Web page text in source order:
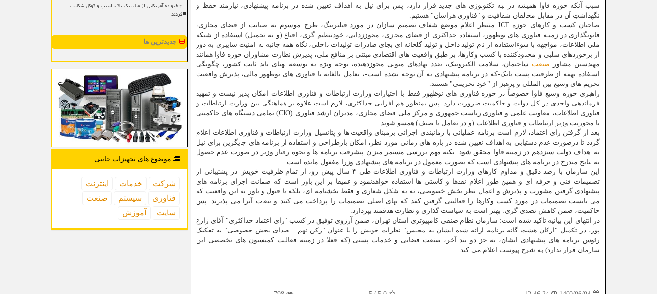
سبب آنکه حوزه فاوا همیشه در لبه تکنولوژی های جدید قرار دارد، پس برای نیل به اهداف تعیین شده در برنامه پیشنهادی، نیازمند حفظ و
نگهداشتِ آن در مقابل مخالفان شفافیت و "فناوری هراسان" هستیم.
صاحبان کسب و کارهای حوزه ICT منتظر اعلام موضع شفاف تصمیم سازان در مورد فیلترینگ، طرح موسوم به صیانت از فضای مجازی،
قانونگذاری در زمینه فناوری های نوظهور، استفاده حداکثری از فضای مجازی، مجوززدایی، خودتنظیم گری، اقناع (و نه تحمیل) استفاده از شبکه
ملی اطلاعات، مواجهه با سوءاستفاده از نام تولید داخل و تولید گلخانه ای بجای صادرات تولیدات داخلی، نگاه همه جانبه به امنیت سایبری به دور
از برخوردهای سلبی و محدودکننده با کسب وکارها، بر طبق واقعیت های اقتصادی مبتنی بر منافع ملی، پذیرش نظارت مشاوران حوزه فاوا همانند
مهندسین مشاور صنعت ساختمان، سلامت الکترونیک، تعدد نهادهای متولی مجوزدهنده، توجه ویژه به توسعه پهنای باند ثابت کشور، چگونگی
استفاده بهینه از ظرفیت پست بانک-که در برنامه پیشنهادی به آن توجه نشده است-، تعامل بالغانه با فناوری های نوظهور مالی، پذیرش واقعیت
تحریم های وسیع بین المللی و پرهیز از "خود تحریمی" هستند.
راهبری حوزه وسیع فاوا خصوصاً در حوزه فناوری های نوظهور فقط با اختیارات وزارت ارتباطات و فناوری اطلاعات امکان پذیر نیست و تمهید
فرماندهی واحدی در کل دولت و حاکمیت ضرورت دارد. پس بمنظور هم افزایی حداکثری، لازم است علاوه بر هماهنگی بین وزارت ارتباطات و
فناوری اطلاعات، معاونت علمی و فناوری ریاست جمهوری و مرکز ملی فضای مجازی، مدیران ارشد فناوری (CIO) تمامی دستگاه های حاکمیتی
با محوریت وزیر ارتباطات و فناوری اطلاعات (و در تعامل با صنف) همسو شوند.
بعد از گرفتن رای اعتماد، لازم است برنامه عملیاتی با زمانبندی اجرائی برمبنای واقعیت ها و پتانسیل وزارت ارتباطات و فناوری اطلاعات اعلام
گردد تا درصورت عدم دستیابی به اهداف تعیین شده در بازه های زمانی مورد نظر، امکان بازطراحی و استفاده از برنامه های جایگزین برای نیل
به اهداف دولت سیزدهم در زمینه فاوا محقق شود. نکته مهم بررسی مستمر میزان پیشرفت برنامه ها و نحوه رفتار وزیر در صورت عدم حصول
به نتایج مندرج در برنامه های پیشنهادی است که بصورت معمول در برنامه های پیشنهادی وزرا مغفول مانده است.
این سازمان با رصد دقیق و مداوم کارهای وزارت ارتباطات و فناوری اطلاعات طی ۴ سال پیش رو، از تمام ظرفیت خویش در پشتیبانی از
تصمیمات فنی و حرفه ای و همین طور اعلام نقدها و کاستی ها استفاده خواهدنمود و عمیقا بر این باور است که ضمانت اجرای برنامه های
پیشنهادی گرفتن مشورت و پذیرش و اعمال نظر بخش خصوصی، نه به شکل شعاری و فقط بخشنامه ای، بلکه با قبول و باور به این واقعیت که
می بایست تصمیمات در مورد کسب وکارها را فعالینی گرفتن کنند که بهای اصلی تصمیمات را پرداخت می کنند و تبعات آنرا می پذیرند. پس
حاکمیت، ضمن کاهش تصدی گری، بهتر است به سیاست گذاری و نظارت هدفمند بپردازد.
در انتهای این بیانیه تاکید شده است: سازمان نظام صنفی کامپیوتری استان تهران، ضمن آرزوی توفیق در کسب "رای اعتماد حداکثری" آقای زارع
پور، در تکمیل "ارکان هشت گانه برنامه ارائه شده ایشان به مجلس" نظرات خویش را با عنوان "رکن نهم – صدای بخش خصوصی" به تفکیک
رئوس برنامه های پیشنهادی ایشان، به جز دو بند آخر، صنعت فضایی و خدمات پستی (که فعلا در زمینه فعالیت کمیسیون های تخصصی این
سازمان قرار ندارد) به شرح پیوست اعلام می کند.
۴ خانواده آمریکایی از متا، تیک تاک، اسنپ و گوگل شکایت
کردند
جدیدترین ها
موضوع های تجهیزات جانبی
شركت خدمات
اینترنت
فناوری
سیستم
صنعت
سایت
آموزش